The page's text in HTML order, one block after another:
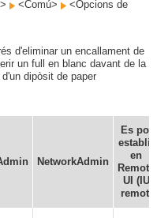
<Comú>
<Opcions de
d'eliminar un encallament de
un full en blanc davant de la
dipòsit de paper
NetworkAdmin
Es pot
establir
en
Remote
UI (IU
remot)